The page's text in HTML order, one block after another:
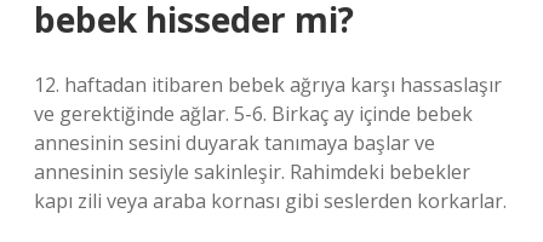
bebek hisseder mi?
12. haftadan itibaren bebek ağrıya karşı hassaslaşır
ve gerektiğinde ağlar. 5-6. Birkaç ay içinde bebek
annesinin sesini duyarak tanımaya başlar ve
annesinin sesiyle sakinleşir. Rahimdeki bebekler
kapı zili veya araba kornası gibi seslerden korkarlar.